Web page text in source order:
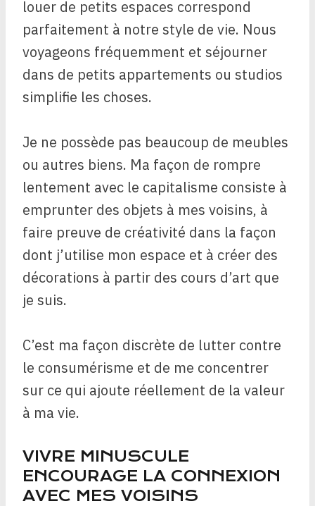
louer de petits espaces correspond
parfaitement à notre style de vie. Nous
voyageons fréquemment et séjourner
dans de petits appartements ou studios
simplifie les choses.
Je ne possède pas beaucoup de meubles
ou autres biens. Ma façon de rompre
lentement avec le capitalisme consiste à
emprunter des objets à mes voisins, à
faire preuve de créativité dans la façon
dont j’utilise mon espace et à créer des
décorations à partir des cours d’art que
je suis.
C’est ma façon discrète de lutter contre
le consumérisme et de me concentrer
sur ce qui ajoute réellement de la valeur
à ma vie.
VIVRE MINUSCULE
ENCOURAGE LA CONNEXION
AVEC MES VOISINS